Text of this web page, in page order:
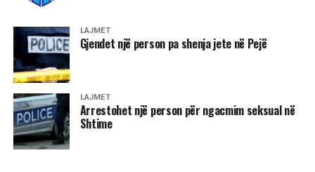
LAJMET
Gjendet një person pa shenja jete në Pejë
LAJMET
Arrestohet një person për ngacmim seksual në
Shtime